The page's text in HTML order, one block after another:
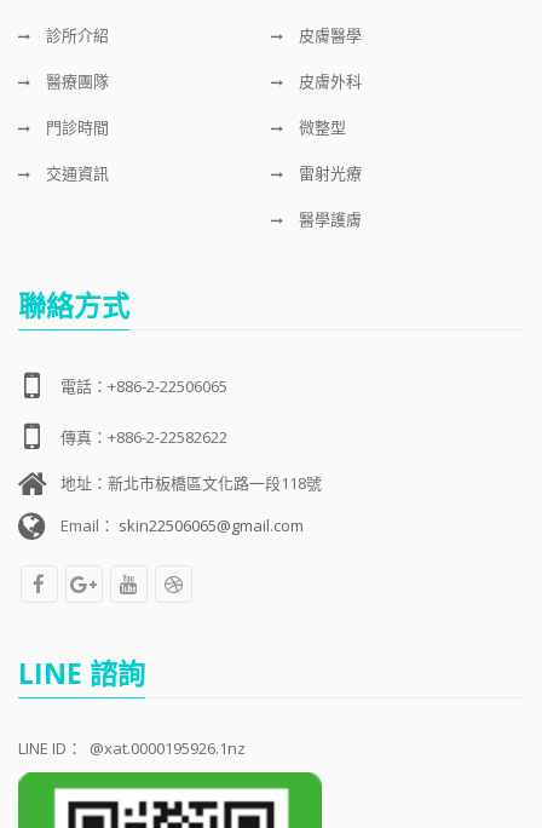
診所介紹 皮膚醫學
醫療團隊 皮膚外科
門診時間 微整型
交通資訊 雷射光療
醫學護膚
聯絡方式
電話：+886-2-22506065
傳真：+886-2-22582622
地址：新北市板橋區文化路一段118號
Email： skin22506065@gmail.com
LINE 諮詢
LINE ID： @xat.0000195926.1nz